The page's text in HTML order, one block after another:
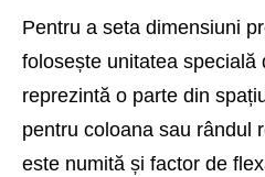
Pentru a seta dimensiuni
folosește unitatea specială
reprezintă o parte din
pentru coloana sau rândul
este numită și factor de